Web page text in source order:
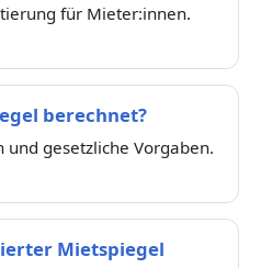
für Mieter:innen.
berechnet?
gesetzliche Vorgaben.
Mietspiegel